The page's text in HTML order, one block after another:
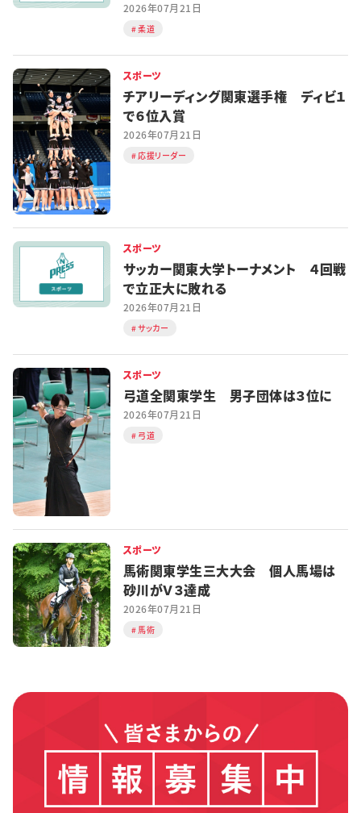
2026年07月21日
柔道
スポーツ
チアリーディング関東選手権 ディビ１
で６位入賞
2026年07月21日
応援リーダー
スポーツ
サッカー関東大学トーナメント ４回戦
で立正大に敗れる
2026年07月21日
サッカー
スポーツ
弓道全関東学生 男子団体は３位に
2026年07月21日
弓道
スポーツ
馬術関東学生三大大会 個人馬場は
砂川がＶ３達成
2026年07月21日
馬術